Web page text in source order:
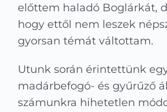
előttem haladó Boglárkát,
hogy ettől nem leszek
gyorsan témát váltottam.
Utunk során érintettünk
madárbefogó- és gyűrűző
számunkra hihetetlen